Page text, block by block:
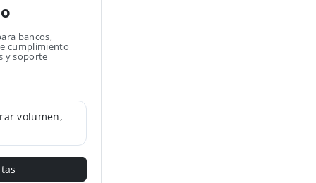
bancos,
cumplimiento
y soporte
volumen,